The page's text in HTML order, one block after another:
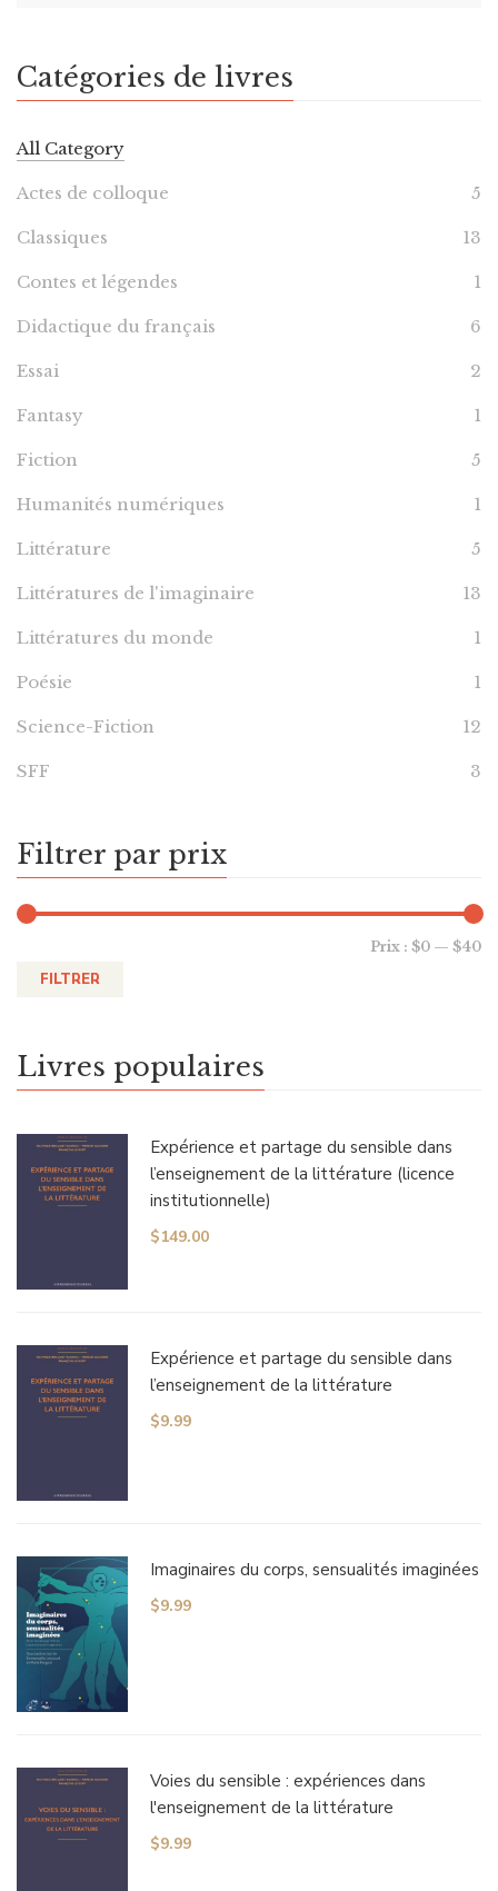
Catégories de livres
All Category
Actes de colloque 5
Classiques 13
Contes et légendes 1
Didactique du français 6
Essai 2
Fantasy 1
Fiction 5
Humanités numériques 1
Littérature 5
Littératures de l'imaginaire 13
Littératures du monde 1
Poésie 1
Science-Fiction 12
SFF 3
Filtrer par prix
FILTRER
Prix : $0 — $40
Livres populaires
Expérience et partage du sensible dans
l’enseignement de la littérature (licence
institutionnelle)
$149.00
Expérience et partage du sensible dans
l’enseignement de la littérature
$9.99
Imaginaires du corps, sensualités imaginées
$9.99
Voies du sensible : expériences dans
l'enseignement de la littérature
$9.99